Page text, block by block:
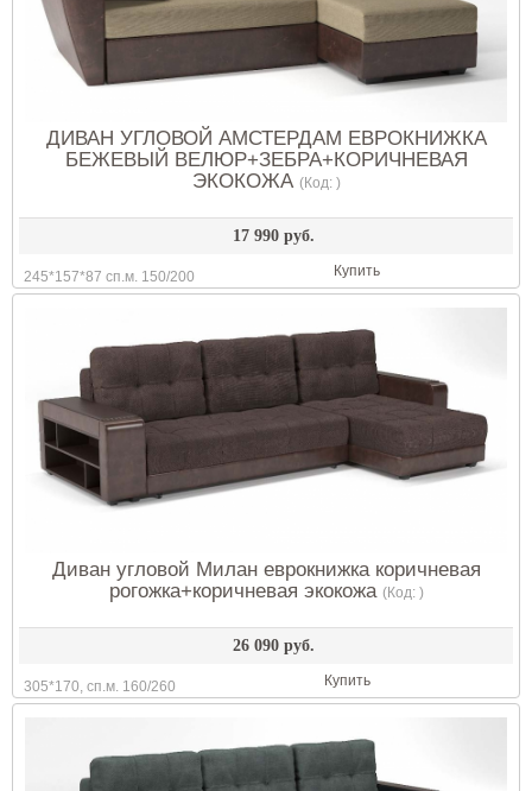
ДИВАН УГЛОВОЙ АМСТЕРДАМ ЕВРОКНИЖКА
БЕЖЕВЫЙ ВЕЛЮР+ЗЕБРА+КОРИЧНЕВАЯ
ЭКОКОЖА (Код: )
17 990 руб.
245*157*87 сп.м. 150/200 Купить
Диван угловой Милан еврокнижка коричневая
рогожка+коричневая экокожа (Код: )
26 090 руб.
305*170, сп.м. 160/260 Купить